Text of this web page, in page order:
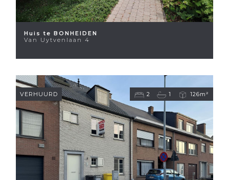
Huis te BONHEIDEN
Van Uytvenlaan 4
2 1 126m²
VERHUURD